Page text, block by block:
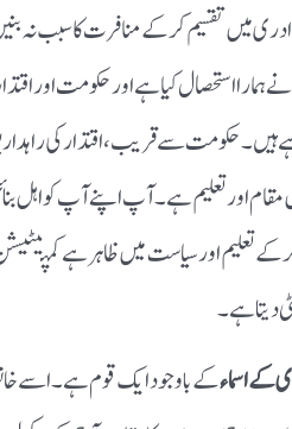
تقسیم کر کے منافرت کا سبب نہ بنیں۔
ہمارا استحصال کیا ہے اور حکومت اور
حکومت سے قریب ، اقتدار کی راہداریوں
مقام اور تعلیم ہے۔ آپ اپنے آپ کو اہل
تعلیم اور سیاست میں ظاہر ہے
دیتا ہے۔
کے اسماءکے باوجود ایک قوم ہے۔ اسے